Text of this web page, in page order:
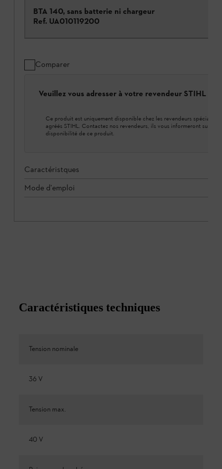
BTA 140, sans batterie ni chargeur
Ref. UA010119200
Comparer
Veuillez vous adresser à votre revendeur STIHL
Ce produit est uniquement disponible chez les revendeurs spécialisés
agréés STIHL. Contactez nos revendeurs, ils vous informeront sur la
disponibilité de ce produit.
Caractéristques
Mode d'emploi
Caractéristiques techniques
Tension nominale
36 V
Tension max.
40 V